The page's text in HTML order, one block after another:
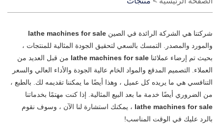
شركتنا هي الشركة الرائدة في الصين lathe machines for sale
والمورد والمصدر. التمسك بالسعي لتحقيق الجودة المثالية للمنتجات ،
بحيث تم إرضاء عملائنا lathe machines for sale من قبل العديد من
العملاء. التصميم المدقع والمواد الخام عالية الجودة والأداء العالي والسعر
التنافسي هي ما يريده كل عميل ، وهذا أيضًا ما يمكننا تقديمه لك. بالطبع ،
من الضروري أيضًا خدمة ما بعد البيع المثالية. إذا كنت مهتمًا بخدماتنا
lathe machines for sale ، يمكنك استشارة لنا الآن ، وسوف نقوم
بالرد عليك في الوقت المناسب!